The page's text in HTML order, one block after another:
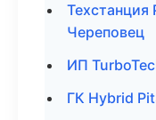
Череповец
ИП
ГК Hybrid